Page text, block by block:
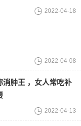
2022-04-18
2022-04-08
消肿王 ，女人常吃补
2022-04-13